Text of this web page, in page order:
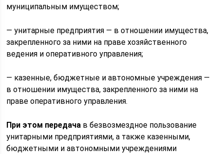
муниципальным имуществом;
— унитарные предприятия — в отношении имущества,
закрепленного за ними на праве хозяйственного
ведения и оперативного управления;
— казенные, бюджетные и автономные учреждения —
в отношении имущества, закрепленного за ними на
праве оперативного управления.
При этом передача в безвозмездное пользование
унитарными предприятиями, а также казенными,
бюджетными и автономными учреждениями